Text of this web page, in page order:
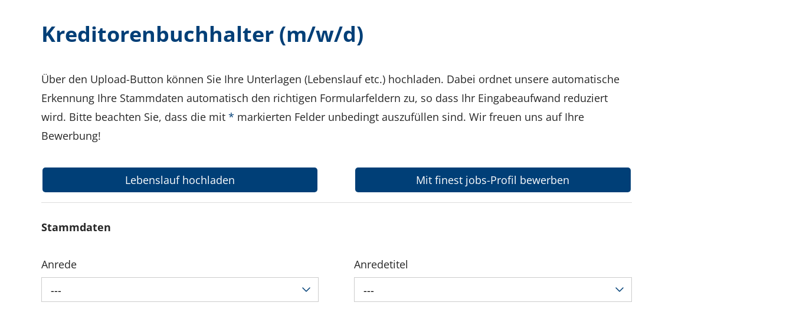
Kreditorenbuchhalter (m/w/d)
Über den Upload-Button können Sie Ihre Unterlagen (Lebenslauf etc.) hochladen. Dabei ordnet unsere automatische
Erkennung Ihre Stammdaten automatisch den richtigen Formularfeldern zu, so dass Ihr Eingabeaufwand reduziert
wird. Bitte beachten Sie, dass die mit * markierten Felder unbedingt auszufüllen sind. Wir freuen uns auf Ihre
Bewerbung!
Lebenslauf hochladen Mit finest jobs-Profil bewerben
Stammdaten
Anrede
---
Anredetitel
---